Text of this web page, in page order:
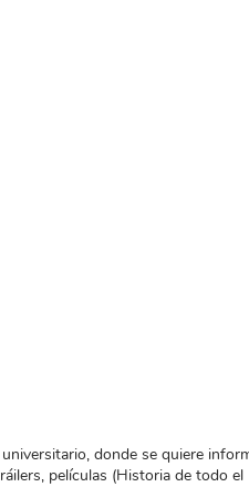
donde se quiere
películas (Historia de todo el